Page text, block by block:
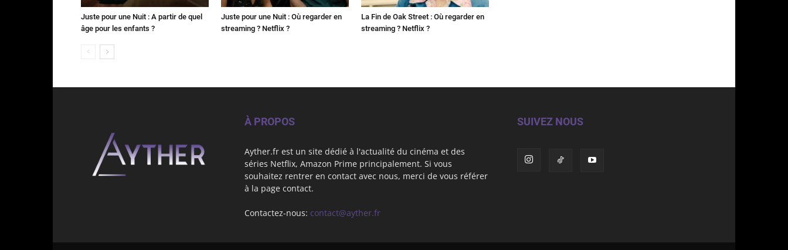
Juste pour une Nuit : A partir de quel
âge pour les enfants ?
Juste pour une Nuit : Où regarder en
streaming ? Netflix ?
La Fin de Oak Street : Où regarder en
streaming ? Netflix ?
À PROPOS
Ayther.fr est un site dédié à l'actualité du cinéma et des
séries Netflix, Amazon Prime principalement. Si vous
souhaitez rentrer en contact avec nous, merci de vous référer
à la page contact.
Contactez-nous: contact@ayther.fr
SUIVEZ NOUS